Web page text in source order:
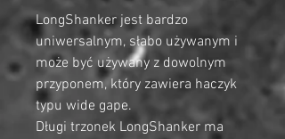
LongShanker jest bardzo
uniwersalnym, słabo używanym i
może być używany z dowolnym
przyponem, który zawiera haczyk
typu wide gape.
Długi trzonek LongShanker ma